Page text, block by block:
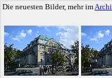
Die neuesten Bilder, mehr im